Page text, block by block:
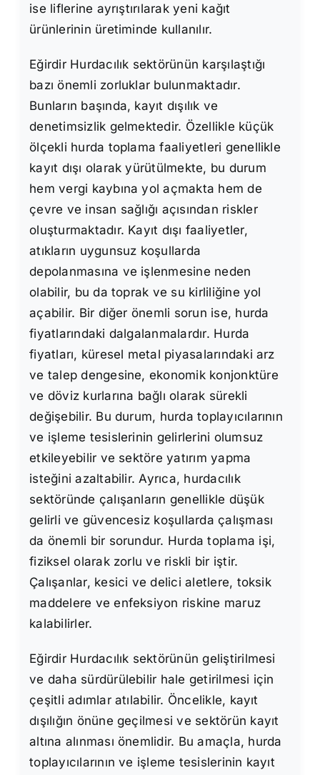
ise liflerine ayrıştırılarak yeni kağıt
ürünlerinin üretiminde kullanılır.
Eğirdir Hurdacılık sektörünün karşılaştığı
bazı önemli zorluklar bulunmaktadır.
Bunların başında, kayıt dışılık ve
denetimsizlik gelmektedir. Özellikle küçük
ölçekli hurda toplama faaliyetleri genellikle
kayıt dışı olarak yürütülmekte, bu durum
hem vergi kaybına yol açmakta hem de
çevre ve insan sağlığı açısından riskler
oluşturmaktadır. Kayıt dışı faaliyetler,
atıkların uygunsuz koşullarda
depolanmasına ve işlenmesine neden
olabilir, bu da toprak ve su kirliliğine yol
açabilir. Bir diğer önemli sorun ise, hurda
fiyatlarındaki dalgalanmalardır. Hurda
fiyatları, küresel metal piyasalarındaki arz
ve talep dengesine, ekonomik konjonktüre
ve döviz kurlarına bağlı olarak sürekli
değişebilir. Bu durum, hurda toplayıcılarının
ve işleme tesislerinin gelirlerini olumsuz
etkileyebilir ve sektöre yatırım yapma
isteğini azaltabilir. Ayrıca, hurdacılık
sektöründe çalışanların genellikle düşük
gelirli ve güvencesiz koşullarda çalışması
da önemli bir sorundur. Hurda toplama işi,
fiziksel olarak zorlu ve riskli bir iştir.
Çalışanlar, kesici ve delici aletlere, toksik
maddelere ve enfeksiyon riskine maruz
kalabilirler.
Eğirdir Hurdacılık sektörünün geliştirilmesi
ve daha sürdürülebilir hale getirilmesi için
çeşitli adımlar atılabilir. Öncelikle, kayıt
dışılığın önüne geçilmesi ve sektörün kayıt
altına alınması önemlidir. Bu amaçla, hurda
toplayıcılarının ve işleme tesislerinin kayıt